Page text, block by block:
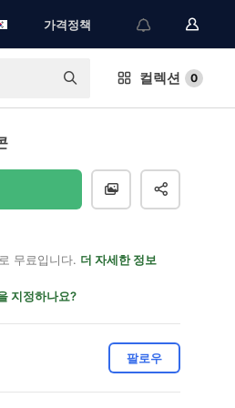
가격정책
컬렉션 0
무료입니다. 더 자세한 정보
지정하나요?
팔로우